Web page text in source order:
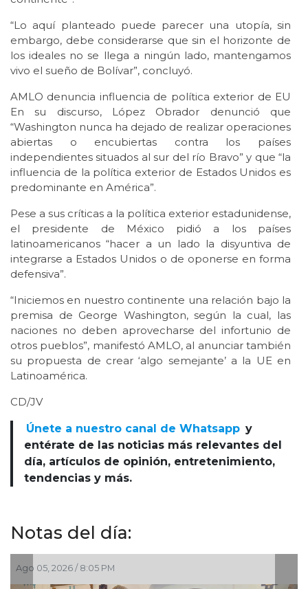
“Lo aquí planteado puede parecer una utopía, sin
embargo, debe considerarse que sin el horizonte de
los ideales no se llega a ningún lado, mantengamos
vivo el sueño de Bolívar”, concluyó.
AMLO denuncia influencia de política exterior de EU
En su discurso, López Obrador denunció que
“Washington nunca ha dejado de realizar operaciones
abiertas o encubiertas contra los países
independientes situados al sur del río Bravo” y que “la
influencia de la política exterior de Estados Unidos es
predominante en América”.
Pese a sus críticas a la política exterior estadunidense,
el presidente de México pidió a los países
latinoamericanos “hacer a un lado la disyuntiva de
integrarse a Estados Unidos o de oponerse en forma
defensiva”.
“Iniciemos en nuestro continente una relación bajo la
premisa de George Washington, según la cual, las
naciones no deben aprovecharse del infortunio de
otros pueblos”, manifestó AMLO, al anunciar también
su propuesta de crear ‘algo semejante’ a la UE en
Latinoamérica.
CD/JV
Únete a nuestro canal de Whatsapp y
entérate de las noticias más relevantes del
día, artículos de opinión, entretenimiento,
tendencias y más.
Notas del día:
2026 / 8:05 PM